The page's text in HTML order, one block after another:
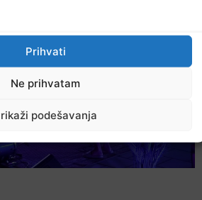
Prihvati
Ne prihvatam
podešavanja